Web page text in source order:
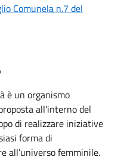
Comunela n.7 del
è un organismo
all'interno del
di realizzare iniziative
forma di
all’universo femminile.